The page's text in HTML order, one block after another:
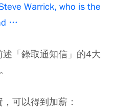
Warrick, who is the
…
「錄取通知信」的4大
可以得到加薪：